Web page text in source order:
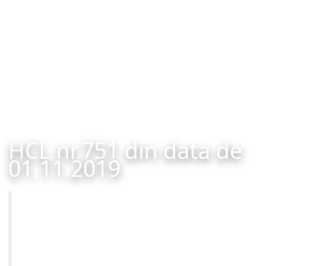
HCL nr.751 din data de
01.11.2019